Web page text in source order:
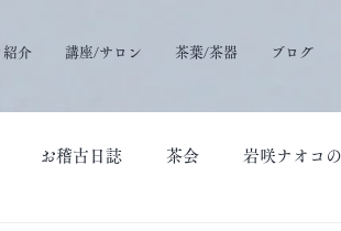
紹介 講座/サロン 茶葉/茶器 ブログ
お稽古日誌 茶会 岩咲ナオコ